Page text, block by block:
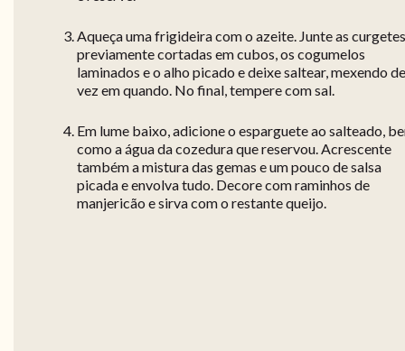
Aqueça uma frigideira com o azeite. Junte as
previamente cortadas em cubos, os cogumelos
laminados e o alho picado e deixe saltear, mexendo de
vez em quando. No final, tempere com sal.
Em lume baixo, adicione o esparguete ao salteado,
como a água da cozedura que reservou. Acrescente
também a mistura das gemas e um pouco de salsa
picada e envolva tudo. Decore com raminhos de
manjericão e sirva com o restante queijo.